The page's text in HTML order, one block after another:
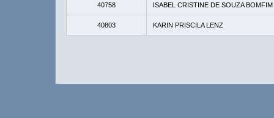
40758 ISABEL CRISTINE DE SOUZA BOMFIM
40803 KARIN PRISCILA LENZ